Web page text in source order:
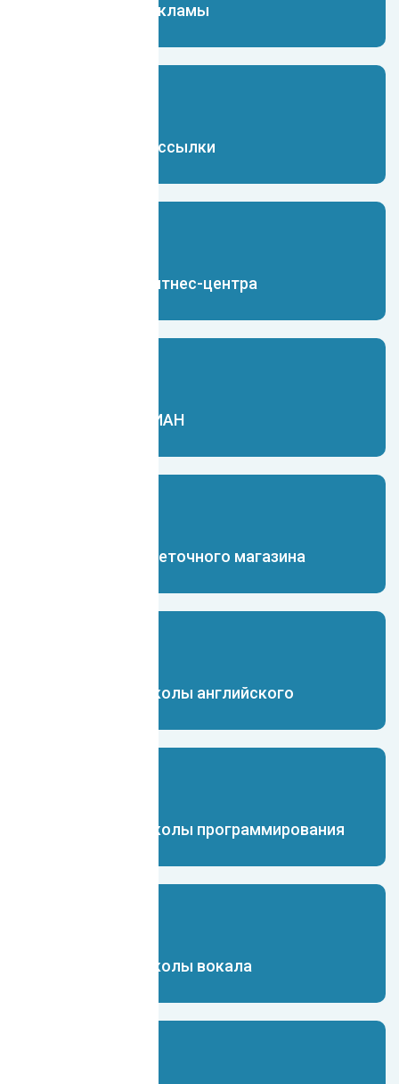
Чат-бот для рекламы
Чат-бот для рассылки
Чат-бот для фитнес-центра
Чат-бот для ЦИАН
Чат-бот для цветочного магазина
Чат-бот для школы английского
Чат-бот для школы программирования
Чат-бот для школы вокала